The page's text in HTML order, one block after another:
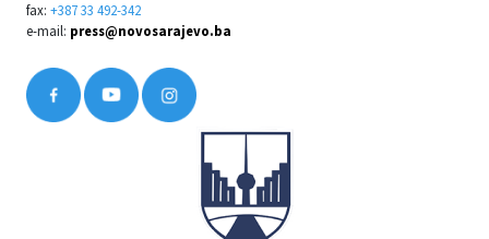
fax: +387 33 492-342
e-mail: press@novosarajevo.ba